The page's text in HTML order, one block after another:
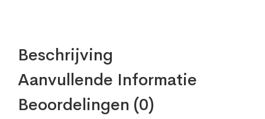
Beschrijving
Aanvullende Informatie
Beoordelingen (0)